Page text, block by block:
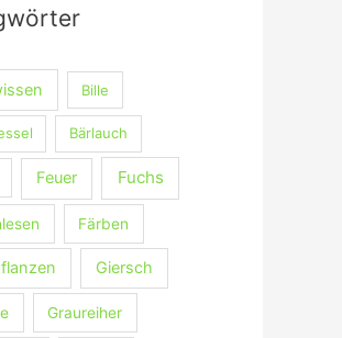
Bille
Bärlauch
Feuer Fuchs
Färben
Giersch
Graureiher